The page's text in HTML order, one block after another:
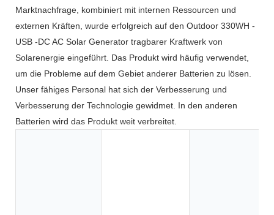
Marktnachfrage, kombiniert mit internen Ressourcen und
externen Kräften, wurde erfolgreich auf den Outdoor 330WH -
USB -DC AC Solar Generator tragbarer Kraftwerk von
Solarenergie eingeführt. Das Produkt wird häufig verwendet,
um die Probleme auf dem Gebiet anderer Batterien zu lösen.
Unser fähiges Personal hat sich der Verbesserung und
Verbesserung der Technologie gewidmet. In den anderen
Batterien wird das Produkt weit verbreitet.